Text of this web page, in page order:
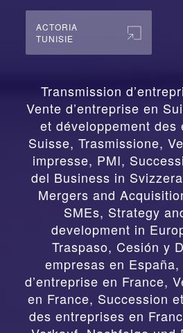
ACTORIA
TUNISIE
Transmission
Vente d’entreprise en
et développement des
Suisse, Trasmissione,
impresse, PMI,
del Business in
Mergers and
SMEs, Strategy
development in
Traspaso, Cesión y
empresas en España
d’entreprise en France,
en France, Succession
des entreprises en